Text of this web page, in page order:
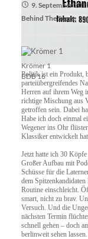
BDB 16
9. September
Behind The Scene
Krömer 1
Politik ist ein Produkt,
parteiübergreifendes
Herren auf ihrem Weg
richtige Mischung aus
getroffen sein. Dabei
Habe ich doch einmal
Wegener ins Ohr
Klassiker entwickelt
Jetzt hatte ich 30
Großer Aufbau mit
Schüsse für die
dem
Routine einschleicht.
smart, nicht zu brav.
Versuch. Und die
nächsten Termin
schnell gehen – doch
berlinweit sehen lassen.